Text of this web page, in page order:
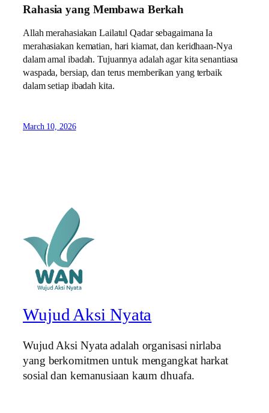
Rahasia yang Membawa Berkah
Allah merahasiakan Lailatul Qadar sebagaimana Ia
merahasiakan kematian, hari kiamat, dan keridhaan-Nya
dalam amal ibadah. Tujuannya adalah agar kita senantiasa
waspada, bersiap, dan terus memberikan yang terbaik
dalam setiap ibadah kita.
March 10, 2026
Wujud Aksi Nyata
Wujud Aksi Nyata adalah organisasi nirlaba
yang berkomitmen untuk mengangkat harkat
sosial dan kemanusiaan kaum dhuafa.